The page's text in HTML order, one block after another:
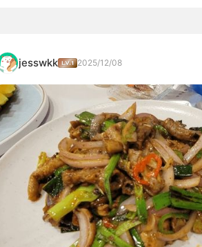
jesswkk 2025/12/08